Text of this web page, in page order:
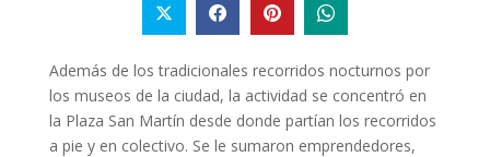
Además de los tradicionales recorridos nocturnos por
los museos de la ciudad, la actividad se concentró en
la Plaza San Martín desde donde partían los recorridos
a pie y en colectivo. Se le sumaron emprendedores,